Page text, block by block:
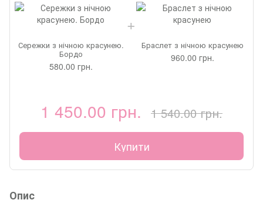
Сережки з нічною красунею.
Бордо
580.00 грн.
Браслет з нічною красунею
960.00 грн.
1 450.00 грн. 1 540.00 грн.
Купити
Опис